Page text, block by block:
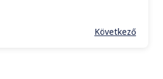
Következő